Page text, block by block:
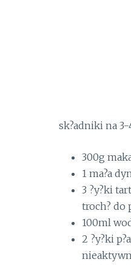
sk?adniki na 3-
300g
1 ma?a
3 ?y?ki
troch? do
100ml
2 ?y?ki